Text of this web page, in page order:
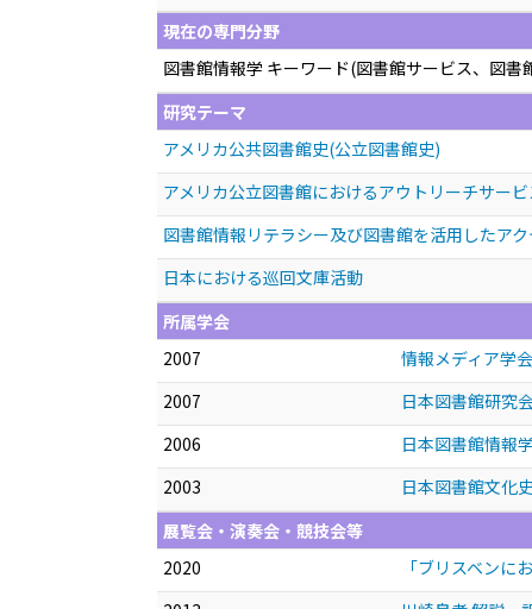
現在の専門分野
図書館情報学 キーワード(図書館サービス、図
研究テーマ
アメリカ公共図書館史(公立図書館史)
アメリカ公立図書館におけるアウトリーチサービ
図書館情報リテラシー及び図書館を活用したア
日本における巡回文庫活動
所属学会
2007
情報メディア学会
2007
日本図書館研究
2006
日本図書館情報
2003
日本図書館文化
展覧会・演奏会・競技会等
2020
「ブリスベン